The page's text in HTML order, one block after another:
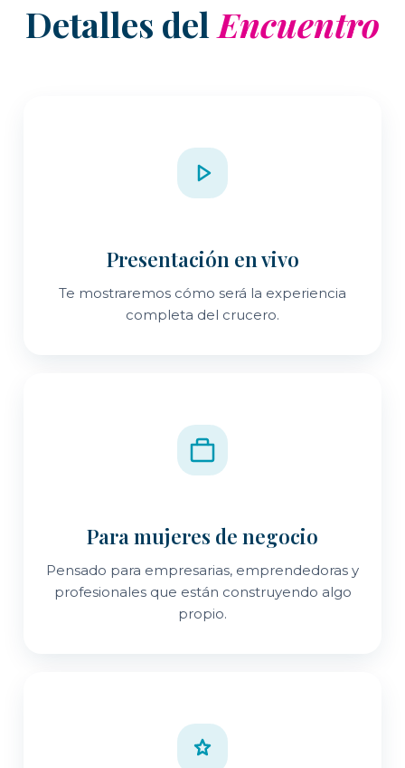
Detalles del Encuentro
Presentación en vivo
Te mostraremos cómo será la experiencia
completa del crucero.
Para mujeres de negocio
Pensado para empresarias, emprendedoras y
profesionales que están construyendo algo
propio.